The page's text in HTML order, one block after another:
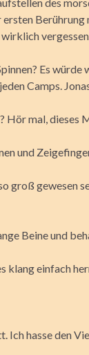
Berührung
Es würde
Camps.
Hör mal, dieses
und
groß gewesen
Beine und
klang einfach
Ich hasse den